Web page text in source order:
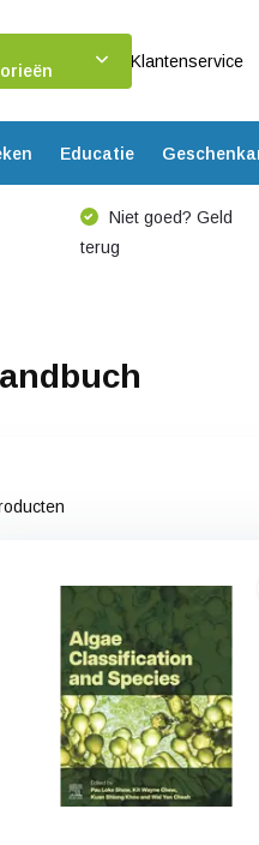
Klantenservice
Educatie
Niet goed? Geld
terug